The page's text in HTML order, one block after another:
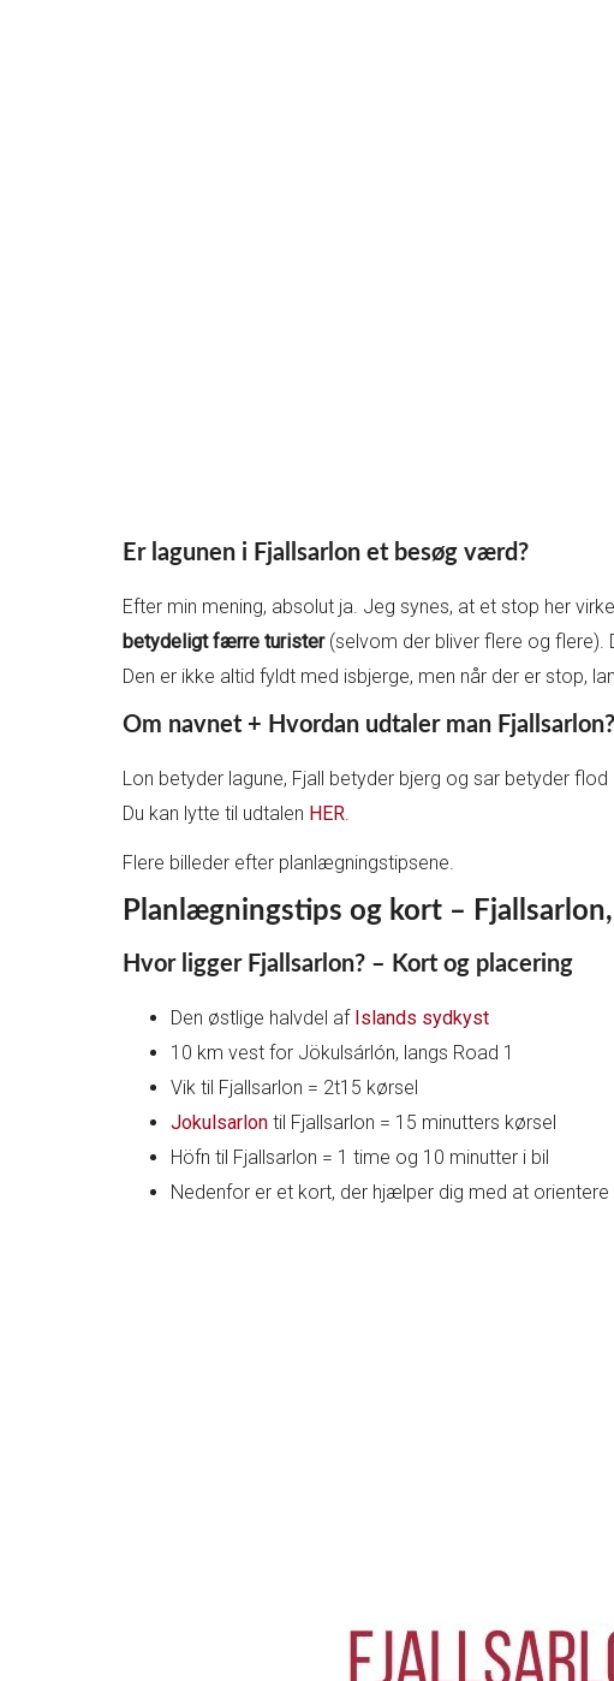
Er lagunen i Fjallsarlon et besøg værd?
Efter min mening, absolut ja. Jeg synes, at et stop her
betydeligt færre turister (selvom der bliver flere og flere).
Den er ikke altid fyldt med isbjerge, men når der er stop,
Om navnet + Hvordan udtaler man Fjallsarlon?
Lon betyder lagune, Fjall betyder bjerg og sar betyder
Du kan lytte til udtalen HER
Flere billeder efter planlægningstipsene.
Planlægningstips og kort – Fjallsarlon,
Hvor ligger Fjallsarlon? – Kort og placering
Den østlige halvdel af Islands sydkyst
10 km vest for Jökulsárlón, langs Road 1
Vik til Fjallsarlon = 2t15 kørsel
Jokulsarlon til Fjallsarlon = 15 minutters kørsel
Höfn til Fjallsarlon = 1 time og 10 minutter i bil
Nedenfor er et kort, der hjælper dig med at orientere